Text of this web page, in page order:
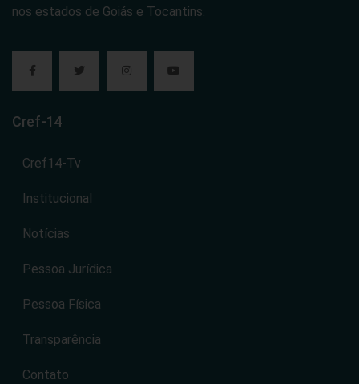
nos estados de Goiás e Tocantins.
Cref-14
Cref14-Tv
Institucional
Notícias
Pessoa Jurídica
Pessoa Física
Transparência
Contato